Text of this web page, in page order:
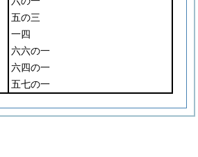
五の三
一四
六六の一
六四の一
五七の一